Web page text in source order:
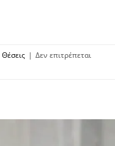
Θέσεις | Δεν επιτρέπεται